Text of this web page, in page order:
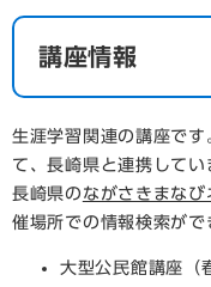
講座情報
生涯学習関連の講座で
て、長崎県と連携してい
長崎県の ながさきまなび
催場所での情報検索がで
大型公民館講座（